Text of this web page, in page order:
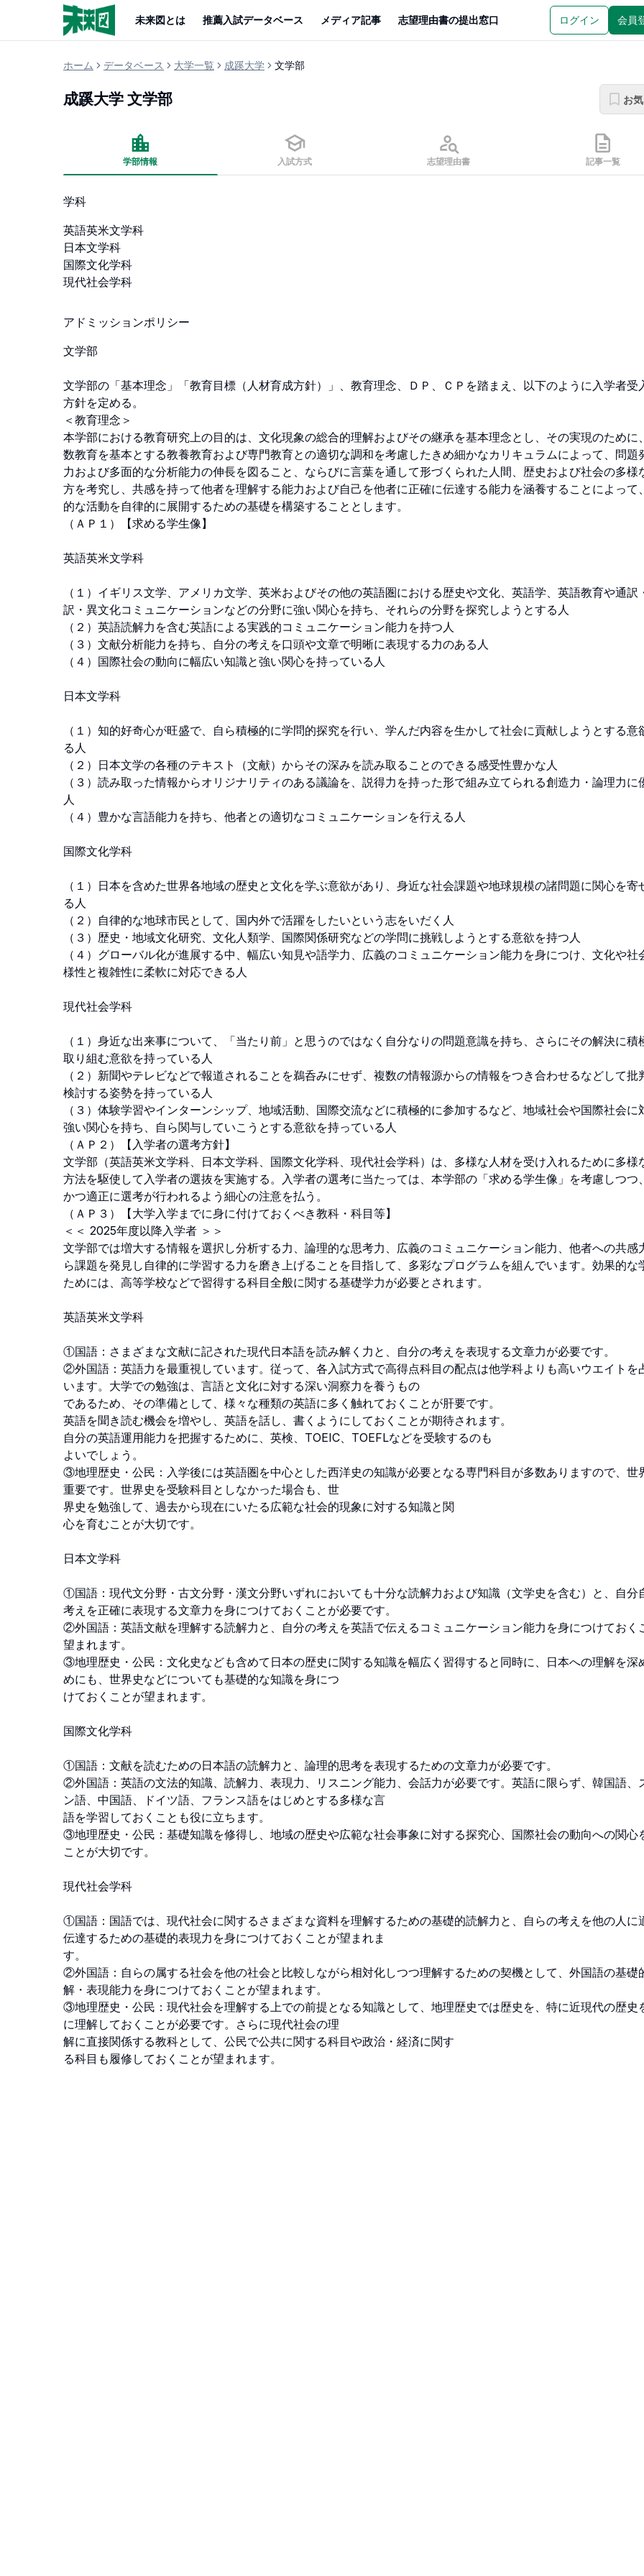
未来図とは 推薦入試データベース メディア記事 志望理由書の提出窓口 ログイン 会員
ホーム データベース 大学一覧 成蹊大学 文学部
成蹊大学 文学部 お
学部情報 入試方式 志望理由書 記事一覧
学科
英語英米文学科
日本文学科
国際文化学科
現代社会学科
アドミッションポリシー
文学部
文学部の「基本理念」「教育目標（人材育成方針）」、教育理念、ＤＰ、ＣＰを踏まえ、以下のように入学者受
方針を定める。
＜教育理念＞
本学部における教育研究上の目的は、文化現象の総合的理解およびその継承を基本理念とし、その実現のために
数教育を基本とする教養教育および専門教育との適切な調和を考慮したきめ細かなカリキュラムによって、問題
力および多面的な分析能力の伸長を図ること、ならびに言葉を通して形づくられた人間、歴史および社会の多様
方を考究し、共感を持って他者を理解する能力および自己を他者に正確に伝達する能力を涵養することによって
的な活動を自律的に展開するための基礎を構築することとします。
（ＡＰ１）【求める学生像】
英語英米文学科
（１）イギリス文学、アメリカ文学、英米およびその他の英語圏における歴史や文化、英語学、英語教育や通訳
訳・異文化コミュニケーションなどの分野に強い関心を持ち、それらの分野を探究しようとする人
（２）英語読解力を含む英語による実践的コミュニケーション能力を持つ人
（３）文献分析能力を持ち、自分の考えを口頭や文章で明晰に表現する力のある人
（４）国際社会の動向に幅広い知識と強い関心を持っている人
日本文学科
（１）知的好奇心が旺盛で、自ら積極的に学問的探究を行い、学んだ内容を生かして社会に貢献しようとする意
る人
（２）日本文学の各種のテキスト（文献）からその深みを読み取ることのできる感受性豊かな人
（３）読み取った情報からオリジナリティのある議論を、説得力を持った形で組み立てられる創造力・論理力に
人
（４）豊かな言語能力を持ち、他者との適切なコミュニケーションを行える人
国際文化学科
（１）日本を含めた世界各地域の歴史と文化を学ぶ意欲があり、身近な社会課題や地球規模の諸問題に関心を寄
る人
（２）自律的な地球市民として、国内外で活躍をしたいという志をいだく人
（３）歴史・地域文化研究、文化人類学、国際関係研究などの学問に挑戦しようとする意欲を持つ人
（４）グローバル化が進展する中、幅広い知見や語学力、広義のコミュニケーション能力を身につけ、文化や社
様性と複雑性に柔軟に対応できる人
現代社会学科
（１）身近な出来事について、「当たり前」と思うのではなく自分なりの問題意識を持ち、さらにその解決に積
取り組む意欲を持っている人
（２）新聞やテレビなどで報道されることを鵜呑みにせず、複数の情報源からの情報をつき合わせるなどして批
検討する姿勢を持っている人
（３）体験学習やインターンシップ、地域活動、国際交流などに積極的に参加するなど、地域社会や国際社会に
強い関心を持ち、自ら関与していこうとする意欲を持っている人
（ＡＰ２）【入学者の選考方針】
文学部（英語英米文学科、日本文学科、国際文化学科、現代社会学科）は、多様な人材を受け入れるために多様
方法を駆使して入学者の選抜を実施する。入学者の選考に当たっては、本学部の「求める学生像」を考慮しつつ
かつ適正に選考が行われるよう細心の注意を払う。
（ＡＰ３）【大学入学までに身に付けておくべき教科・科目等】
＜＜ 2025年度以降入学者 ＞＞
文学部では増大する情報を選択し分析する力、論理的な思考力、広義のコミュニケーション能力、他者への共感
ら課題を発見し自律的に学習する力を磨き上げることを目指して、多彩なプログラムを組んでいます。効果的な
ためには、高等学校などで習得する科目全般に関する基礎学力が必要とされます。
英語英米文学科
①国語：さまざまな文献に記された現代日本語を読み解く力と、自分の考えを表現する文章力が必要です。
②外国語：英語力を最重視しています。従って、各入試方式で高得点科目の配点は他学科よりも高いウエイトを
います。大学での勉強は、言語と文化に対する深い洞察力を養うもの
であるため、その準備として、様々な種類の英語に多く触れておくことが肝要です。
英語を聞き読む機会を増やし、英語を話し、書くようにしておくことが期待されます。
自分の英語運用能力を把握するために、英検、TOEIC、TOEFLなどを受験するのも
よいでしょう。
③地理歴史・公民：入学後には英語圏を中心とした西洋史の知識が必要となる専門科目が多数ありますので、世
重要です。世界史を受験科目としなかった場合も、世
界史を勉強して、過去から現在にいたる広範な社会的現象に対する知識と関
心を育むことが大切です。
日本文学科
①国語：現代文分野・古文分野・漢文分野いずれにおいても十分な読解力および知識（文学史を含む）と、自分
考えを正確に表現する文章力を身につけておくことが必要です。
②外国語：英語文献を理解する読解力と、自分の考えを英語で伝えるコミュニケーション能力を身につけておく
望まれます。
③地理歴史・公民：文化史なども含めて日本の歴史に関する知識を幅広く習得すると同時に、日本への理解を深
めにも、世界史などについても基礎的な知識を身につ
けておくことが望まれます。
国際文化学科
①国語：文献を読むための日本語の読解力と、論理的思考を表現するための文章力が必要です。
②外国語：英語の文法的知識、読解力、表現力、リスニング能力、会話力が必要です。英語に限らず、韓国語、
ン語、中国語、ドイツ語、フランス語をはじめとする多様な言
語を学習しておくことも役に立ちます。
③地理歴史・公民：基礎知識を修得し、地域の歴史や広範な社会事象に対する探究心、国際社会の動向への関心
ことが大切です。
現代社会学科
①国語：国語では、現代社会に関するさまざまな資料を理解するための基礎的読解力と、自らの考えを他の人に
伝達するための基礎的表現力を身につけておくことが望まれま
す。
②外国語：自らの属する社会を他の社会と比較しながら相対化しつつ理解するための契機として、外国語の基礎
解・表現能力を身につけておくことが望まれます。
③地理歴史・公民：現代社会を理解する上での前提となる知識として、地理歴史では歴史を、特に近現代の歴史
に理解しておくことが必要です。さらに現代社会の理
解に直接関係する教科として、公民で公共に関する科目や政治・経済に関す
る科目も履修しておくことが望まれます。